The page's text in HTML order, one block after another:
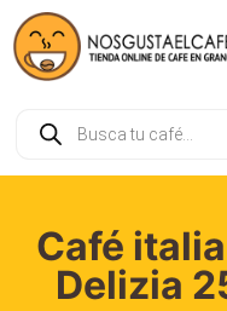
Café
Delizia